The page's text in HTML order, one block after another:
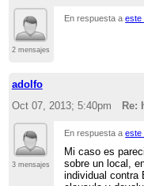
2 mensajes
En respuesta aeste
adolfo
Oct 07, 2013; 5:40pm
Re:
3 mensajes
En respuesta aeste
Mi caso es
sobre un local,
individual contra